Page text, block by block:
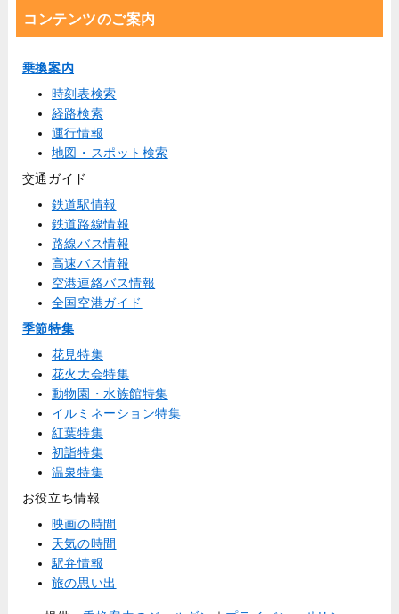
コンテンツのご案内
乗換案内
時刻表検索
経路検索
運行情報
地図・スポット検索
交通ガイド
鉄道駅情報
鉄道路線情報
路線バス情報
高速バス情報
空港連絡バス情報
全国空港ガイド
季節特集
花見特集
花火大会特集
動物園・水族館特集
イルミネーション特集
紅葉特集
初詣特集
温泉特集
お役立ち情報
映画の時間
天気の時間
駅弁情報
旅の思い出